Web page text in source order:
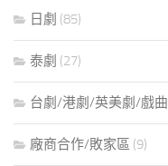
日劇 (85)
泰劇 (27)
台劇/港劇/英美劇/戲曲
廠商合作/敗家區 (9)